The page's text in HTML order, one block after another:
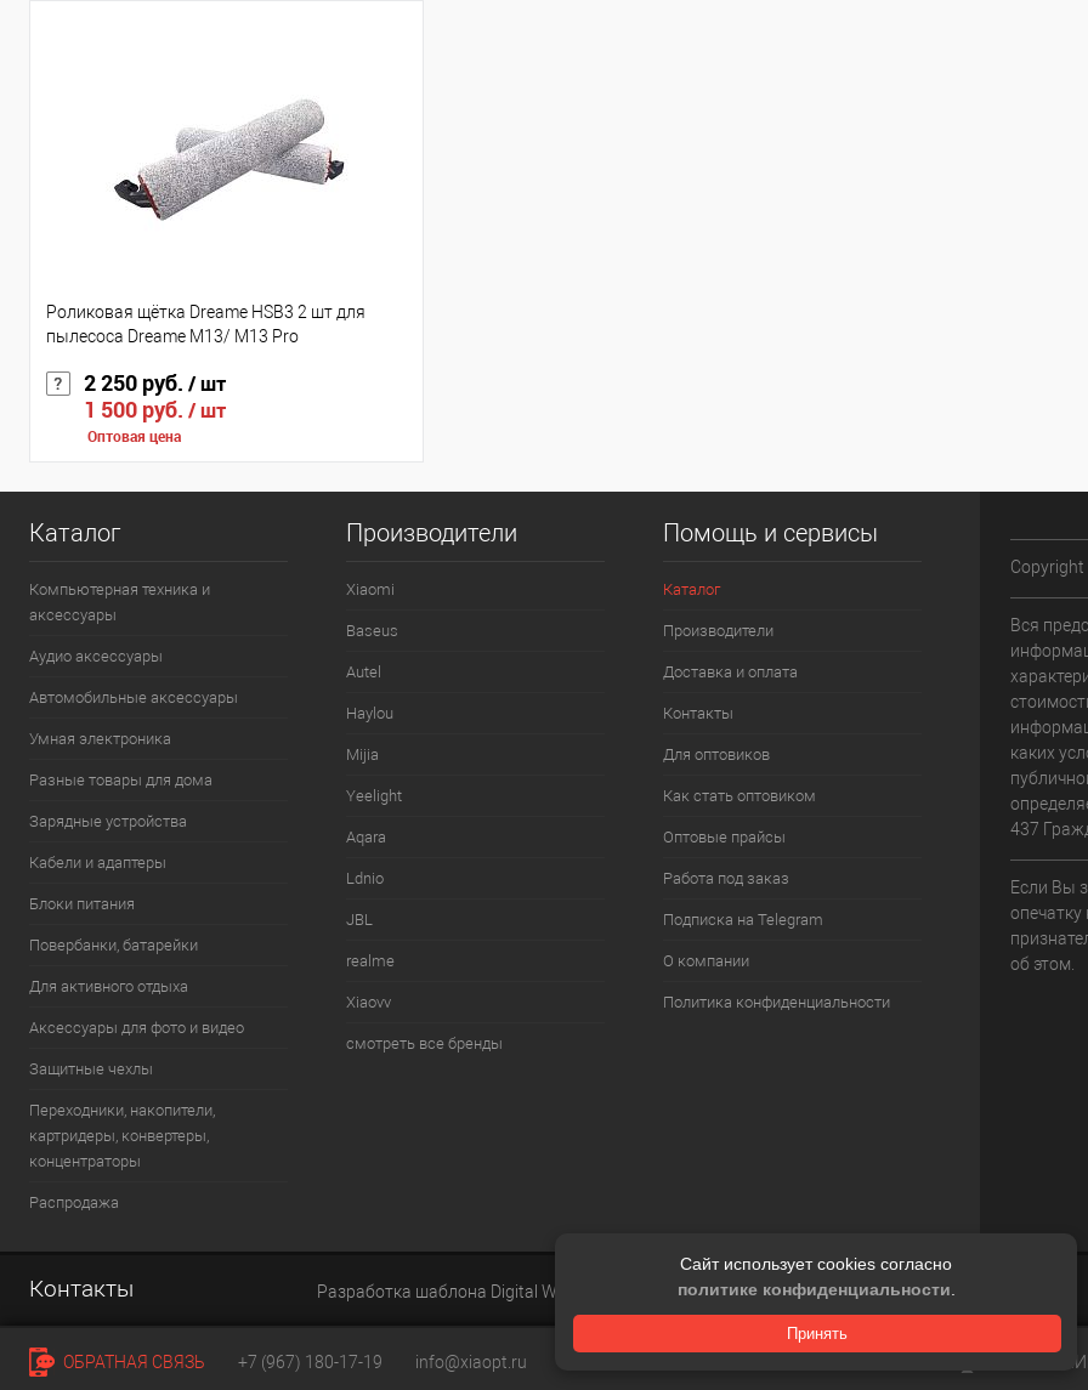
Сайт использует cookies согласно
политике конфиденциальности
Принять
Роликовая щётка Dreame HSB3 2 шт для
пылесоса Dreame M13/ M13 Pro
2 250 руб. / шт
1 500 руб. / шт
Оптовая цена
Каталог
Компьютерная техника и
аксессуары
Аудио аксессуары
Автомобильные аксессуары
Умная электроника
Разные товары для дома
Зарядные устройства
Кабели и адаптеры
Блоки питания
Повербанки, батарейки
Для активного отдыха
Аксессуары для фото и видео
Защитные чехлы
Переходники, накопители,
картридеры, конвертеры,
концентраторы
Распродажа
Производители
Xiaomi
Baseus
Autel
Haylou
Mijia
Yeelight
Aqara
Ldnio
JBL
realme
Xiaovv
смотреть все бренды
Помощь и сервисы
Каталог
Производители
Доставка и оплата
Контакты
Для оптовиков
Как стать оптовиком
Оптовые прайсы
Работа под заказ
Подписка на Telegram
О компании
Политика конфиденциальности
Вся
каких
437
Если Вы
об этом.
Контакты Разработка шаблона Digital Web
ОБРАТНАЯ СВЯЗЬ +7 (967) 180-17-19 info@xiaopt.ru